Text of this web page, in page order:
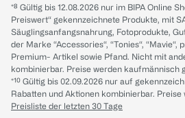
*⁸ Gültig bis 12.08.2026 nur im BIPA Online
Preiswert“ gekennzeichnete Produkte, mit
Säuglingsanfangsnahrung, Fotoprodukte,
der Marke “Accessories“, “Tonies“, “Mavie“,
Premium- Artikel sowie Pfand. Nicht mit
kombinierbar. Preise werden kaufmännisch
*¹⁰ Gültig bis 02.09.2026 nur auf
Rabatten und Aktionen kombinierbar.
Preisliste der letzten 30 Tage